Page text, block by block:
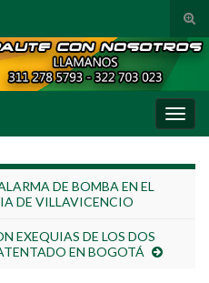
DE BOMBA EN EL
DE VILLAVICENCIO
EXEQUIAS DE LOS DOS
EN BOGOTÁ